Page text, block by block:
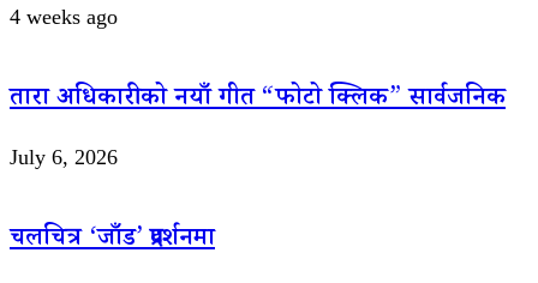
4 weeks ago
तारा अधिकारीको नयाँ गीत “फोटो क्लिक” सार्वजनिक
July 6, 2026
चलचित्र ‘जाँड’ प्रदर्शनमा